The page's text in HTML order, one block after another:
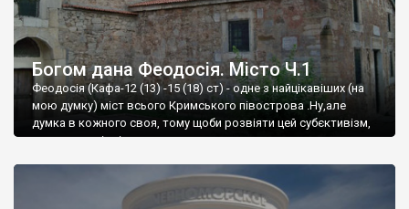
Богом дана Феодосія. Місто Ч.1
Феодосія (Кафа-12 (13) -15 (18) ст) - одне з найцікавіших (на
мою думку) міст всього Кримського півострова .Ну,але
думка в кожного своя, тому щоби розвіяти цей субєктивізм,
запрошую відвідати це